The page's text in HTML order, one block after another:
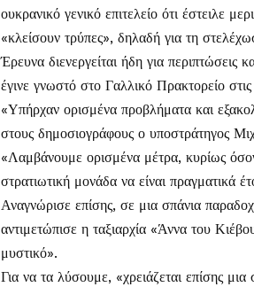
ουκρανικό γενικό επιτελείο ότι έστειλε
«κλείσουν τρύπες», δηλαδή για τη
Έρευνα διενεργείται ήδη για περιπτώσεις
έγινε γνωστό στο Γαλλικό Πρακτορείο
«Υπήρχαν ορισμένα προβλήματα και
στους δημοσιογράφους ο υποστράτηγος
«Λαμβάνουμε ορισμένα μέτρα, κυρίως
στρατιωτική μονάδα να είναι πραγματικά
Αναγνώρισε επίσης, σε μια σπάνια
αντιμετώπισε η ταξιαρχία «Άννα του
μυστικό».
Για να τα λύσουμε, «χρειάζεται επίσης